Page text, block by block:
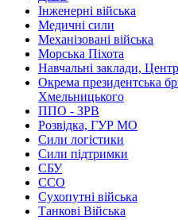
Інженерні війська
Медичні сили
Механізовані війська
Морська Піхота
Навчальні заклади,
Окрема президентська
Хмельницького
ППО - ЗРВ
Розвідка, ГУР МО
Сили логістики
Сили підтримки
СБУ
ССО
Сухопутні війська
Танкові Війська